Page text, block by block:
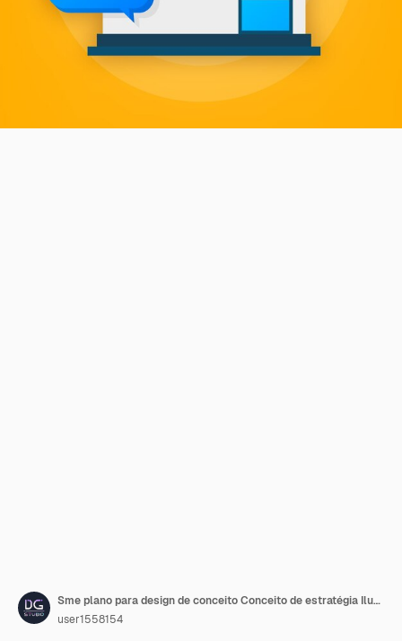
Sme plano para design de conceito Conceito de estratégia Ilustração vetorial plana Conceito financeiro
user1558154